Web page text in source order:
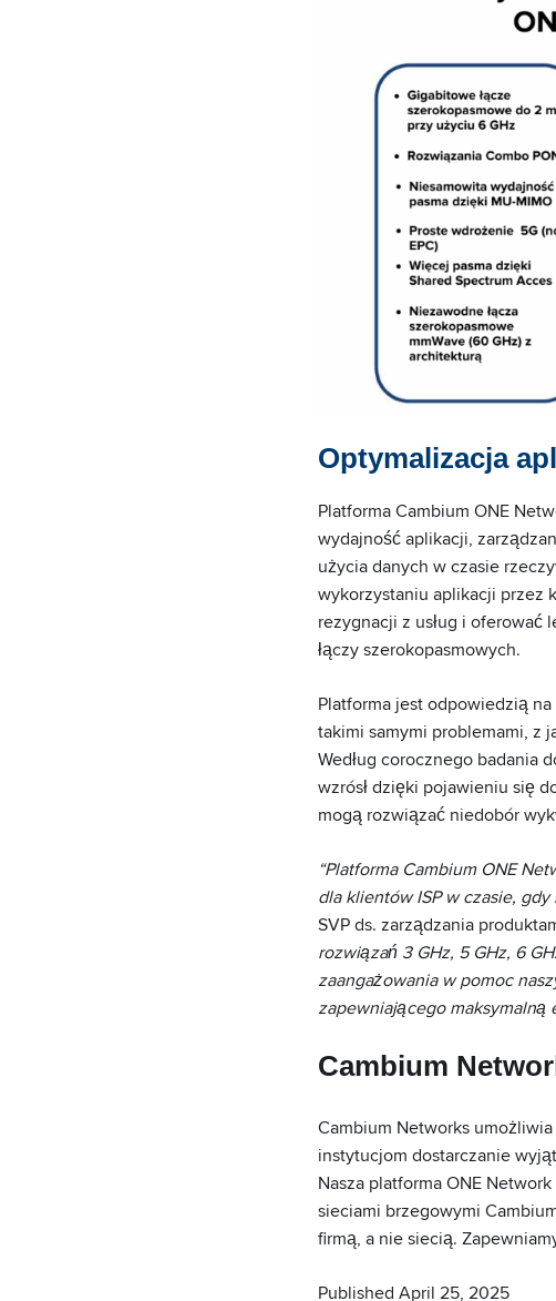
Optymalizacja
Platforma Cambium ONE
wydajność aplikacji,
użycia danych w czasie
wykorzystaniu aplikacji przez
rezygnacji z usług i oferować
łączy szerokopasmowych.
Platforma jest odpowiedzią
takimi samymi problemami, z
Według corocznego badania
wzrósł dzięki pojawieniu się
mogą rozwiązać niedobór
“Platforma Cambium ONE
dla klientów ISP w czasie,
SVP ds. zarządzania
rozwiązań 3 GHz, 5 GHz, 6
zaangażowania w pomoc
zapewniającego maksymalną
Cambium
Cambium Networks
instytucjom dostarczanie
Nasza platforma ONE
sieciami brzegowymi
firmą, a nie siecią.
Published April 25, 2025